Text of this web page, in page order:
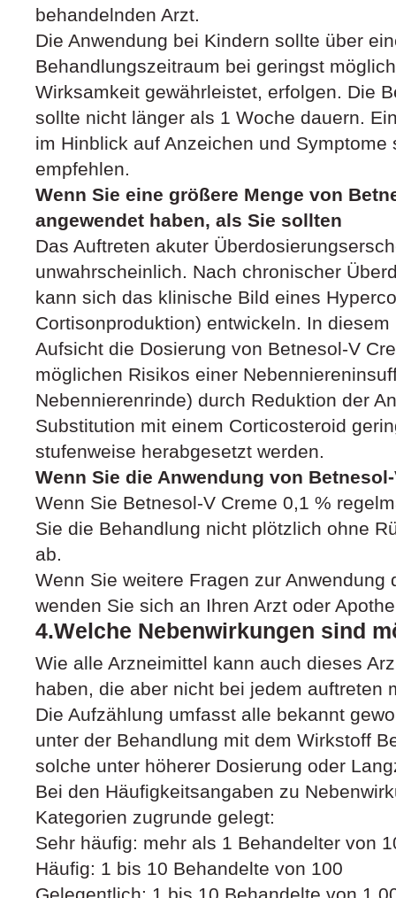
behandelnden Arzt.
Die Anwendung bei Kindern sollte über
Behandlungszeitraum bei geringst
Wirksamkeit gewährleistet, erfolgen. Die
sollte nicht länger als 1 Woche dauern.
im Hinblick auf Anzeichen und
empfehlen.
Wenn Sie eine größere Menge von
angewendet haben, als Sie sollten
Das Auftreten akuter
unwahrscheinlich. Nach chronischer
kann sich das klinische Bild eines
Cortisonproduktion) entwickeln. In
Aufsicht die Dosierung von Betnesol-V
möglichen Risikos einer
Nebennierenrinde) durch Reduktion der
Substitution mit einem Corticosteroid
stufenweise herabgesetzt werden.
Wenn Sie die Anwendung von
Wenn Sie Betnesol-V Creme 0,1 %
Sie die Behandlung nicht plötzlich ohne
ab.
Wenn Sie weitere Fragen zur Anwendung
wenden Sie sich an Ihren Arzt oder
4.Welche Nebenwirkungen sind
Wie alle Arzneimittel kann auch dieses
haben, die aber nicht bei jedem auftreten
Die Aufzählung umfasst alle bekannt
unter der Behandlung mit dem Wirkstoff
solche unter höherer Dosierung oder
Bei den Häufigkeitsangaben zu
Kategorien zugrunde gelegt:
Sehr häufig: mehr als 1 Behandelter von
Häufig: 1 bis 10 Behandelte von 100
Gelegentlich: 1 bis 10 Behandelte von